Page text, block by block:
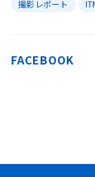
撮影レポート
FACEBOOK